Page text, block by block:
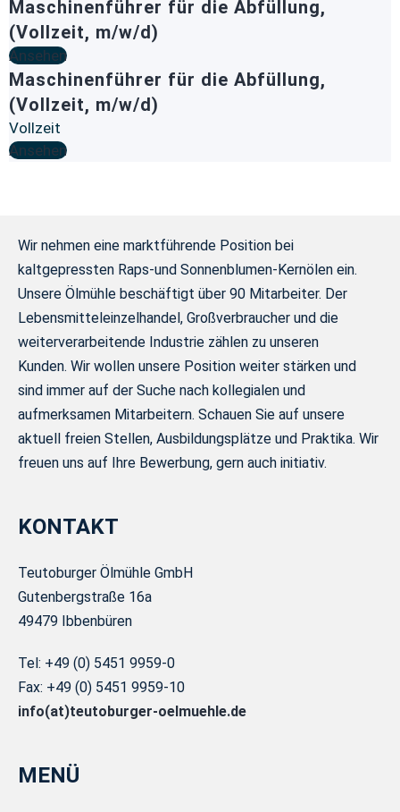
Maschinenführer für die Abfüllung,
(Vollzeit, m/w/d)
Ansehen
Maschinenführer für die Abfüllung,
(Vollzeit, m/w/d)
Vollzeit
Ansehen
Wir nehmen eine marktführende Position bei
kaltgepressten Raps-und Sonnenblumen-Kernölen ein.
Unsere Ölmühle beschäftigt über 90 Mitarbeiter. Der
Lebensmitteleinzelhandel, Großverbraucher und die
weiterverarbeitende Industrie zählen zu unseren
Kunden. Wir wollen unsere Position weiter stärken und
sind immer auf der Suche nach kollegialen und
aufmerksamen Mitarbeitern. Schauen Sie auf unsere
aktuell freien Stellen, Ausbildungsplätze und Praktika. Wir
freuen uns auf Ihre Bewerbung, gern auch initiativ.
KONTAKT
Teutoburger Ölmühle GmbH
Gutenbergstraße 16a
49479 Ibbenbüren
Tel: +49 (0) 5451 9959-0
Fax: +49 (0) 5451 9959-10
info(at)teutoburger-oelmuehle.de
MENÜ